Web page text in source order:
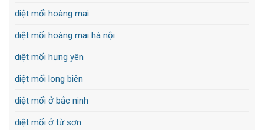
diệt mối hoàng mai
diệt mối hoàng mai hà nội
diệt mối hưng yên
diệt mối long biên
diệt mối ở bắc ninh
diệt mối ở từ sơn